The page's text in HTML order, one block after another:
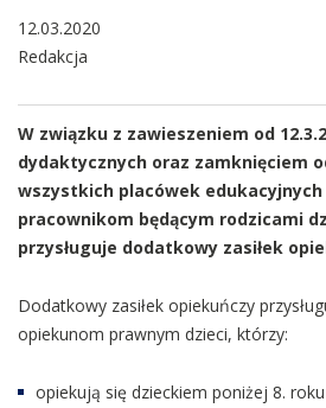
12.03.2020
Redakcja
W związku z zawieszeniem od
dydaktycznych oraz zamknięciem
wszystkich placówek edukacyjnych
pracownikom będącym rodzicami
przysługuje dodatkowy zasiłek
Dodatkowy zasiłek opiekuńczy
opiekunom prawnym dzieci, którzy:
opiekują się dzieckiem poniżej 8.